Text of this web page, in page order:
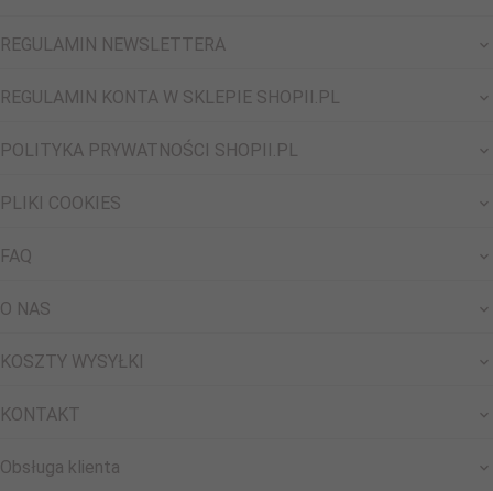
REGULAMIN NEWSLETTERA
REGULAMIN KONTA W SKLEPIE SHOPII.PL
POLITYKA PRYWATNOŚCI SHOPII.PL
PLIKI COOKIES
FAQ
O NAS
KOSZTY WYSYŁKI
KONTAKT
Obsługa klienta